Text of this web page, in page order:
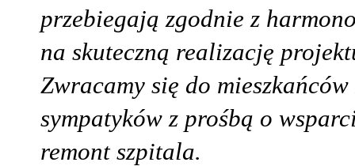
przebiegają zgodnie z
na skuteczną realizację
Zwracamy się do
sympatyków z prośbą o
remont szpitala.